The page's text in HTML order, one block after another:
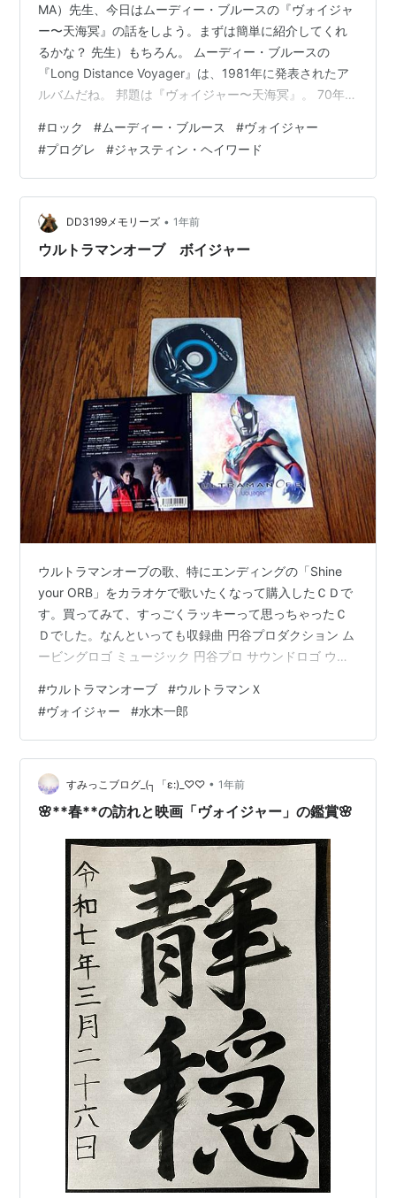
MA）先生、今日はムーディー・ブルースの『ヴォイジャ
ー〜天海冥』の話をしよう。まずは簡単に紹介してくれ
るかな？ 先生）もちろん。 ムーディー・ブルースの
『Long Distance Voyager』は、1981年に発表されたア
ルバムだね。 邦題は『ヴォイジャー〜天海冥』。 70年代
き継ぎながら、80年代的なシンセやポップ感覚を取り入
れた作品だと思う。 マイク・ピンダーではなく、パトリ
ック・モラーツが参加していることも大きい。 昔ながら
のメロトロン的な靄ではなく、もっと輪郭のはっきりし
たシンセの音が入っている。 それでも、ムーディー・ブ
ルースらし…
#ロック #ムーディー・ブルース #ヴォイジャー
#プログレ #ジャスティン・ヘイワード
DD3199メモリーズ • 1年前
ウルトラマンオーブ ボイジャー
ウルトラマンオーブの歌、特にエンディングの「Shine
your ORB」をカラオケで歌いたくなって購入したＣＤで
す。買ってみて、すっごくラッキーって思っちゃったＣ
Ｄでした。なんといっても収録曲 円谷プロダクション ム
ービングロゴ ミュージック 円谷プロ サウンドロゴ ウル
with ボイジャー) オーブの祈り(ボイジャーver.) オーブの
祈り(オリジナル・カラオケ) ウルトラマンオーブ エンデ
ィング曲 Shine your ORB(ボイジャー feat.クレナイガイ
＆SSP) Shine your ORB(TVサイズ)(ボイジャー …
#ウルトラマンオーブ #ウルトラマンＸ
#ヴォイジャー #水木一郎
すみっこブログ_(┐「ε:)_♡♡ • 1年前
🌸**春**の訪れと映画「ヴォイジャー」の鑑賞🌸